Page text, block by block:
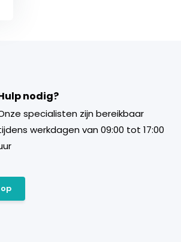
nodig?
specialisten zijn bereikbaar
werkdagen van 09:00 tot 17:00